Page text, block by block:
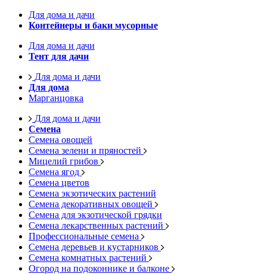
Для дома и дачи
Контейнеры и баки мусорные
Для дома и дачи
Тент для дачи
Для дома и дачи
Для дома
Марганцовка
Для дома и дачи
Семена
Семена овощей
Семена зелени и пряностей
Мицелий грибов
Семена ягод
Семена цветов
Семена экзотических растений
Семена декоративных овощей
Семена для экзотической грядки
Семена лекарственных растений
Профессиональные семена
Семена деревьев и кустарников
Семена комнатных растений
Огород на подоконнике и балконе